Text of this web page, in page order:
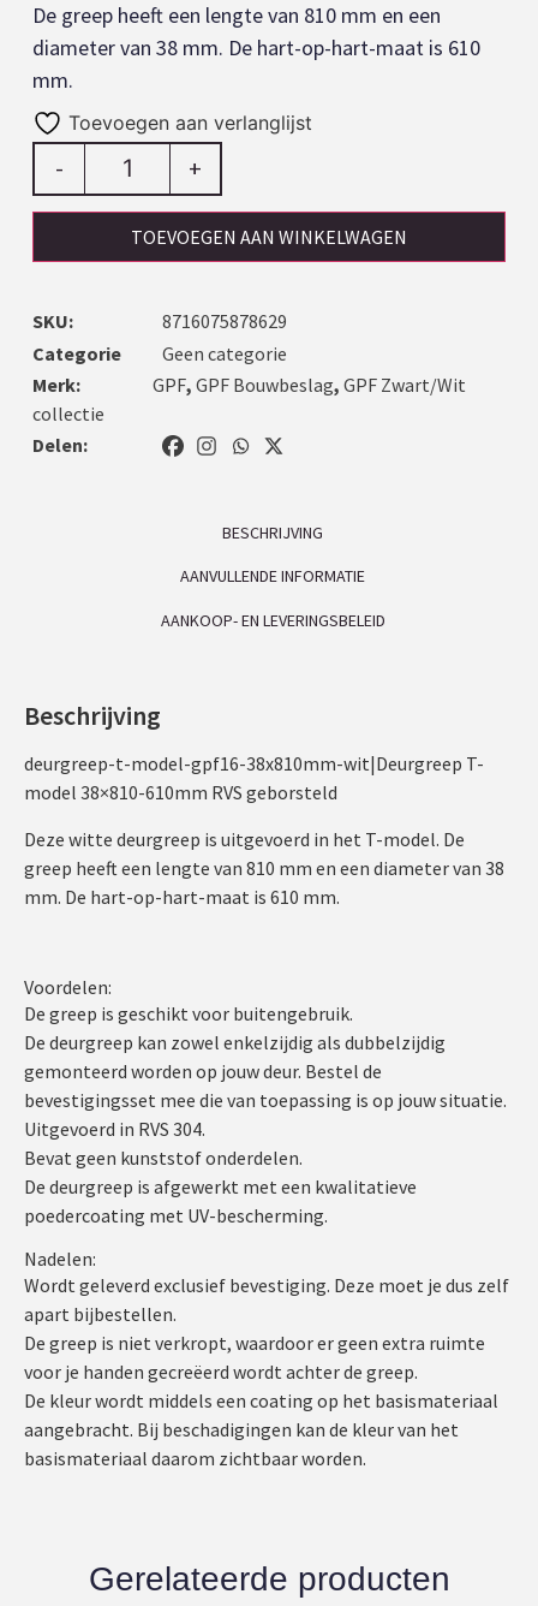
De greep heeft een lengte van 810 mm en een
diameter van 38 mm. De hart-op-hart-maat is 610
mm.
Toevoegen aan verlanglijst
- +
TOEVOEGEN AAN WINKELWAGEN
SKU:
8716075878629
Categorie
Geen categorie
Merk:
GPF, GPF Bouwbeslag, GPF Zwart/Wit
collectie
Delen:
BESCHRIJVING
AANVULLENDE INFORMATIE
AANKOOP- EN LEVERINGSBELEID
Beschrijving
deurgreep-t-model-gpf16-38x810mm-wit|Deurgreep T-
model 38×810-610mm RVS geborsteld
Deze witte deurgreep is uitgevoerd in het T-model. De
greep heeft een lengte van 810 mm en een diameter van 38
mm. De hart-op-hart-maat is 610 mm.
Voordelen:
De greep is geschikt voor buitengebruik.
De deurgreep kan zowel enkelzijdig als dubbelzijdig
gemonteerd worden op jouw deur. Bestel de
bevestigingsset mee die van toepassing is op jouw situatie.
Uitgevoerd in RVS 304.
Bevat geen kunststof onderdelen.
De deurgreep is afgewerkt met een kwalitatieve
poedercoating met UV-bescherming.
Nadelen:
Wordt geleverd exclusief bevestiging. Deze moet je dus zelf
apart bijbestellen.
De greep is niet verkropt, waardoor er geen extra ruimte
voor je handen gecreëerd wordt achter de greep.
De kleur wordt middels een coating op het basismateriaal
aangebracht. Bij beschadigingen kan de kleur van het
basismateriaal daarom zichtbaar worden.
Gerelateerde producten